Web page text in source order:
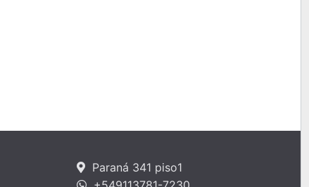
Paraná 341 piso1